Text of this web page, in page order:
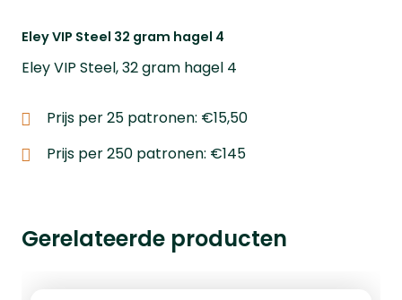
Eley VIP Steel 32 gram hagel 4
Eley VIP Steel, 32 gram hagel 4
Prijs per 25 patronen: €15,50
Prijs per 250 patronen: €145
Gerelateerde producten